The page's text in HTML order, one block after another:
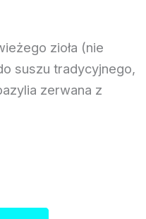
zioła (nie
suszu tradycyjnego,
zerwana z